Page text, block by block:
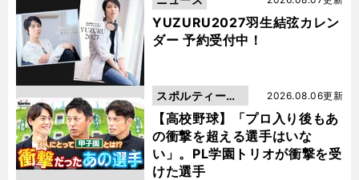
YUZURU2027羽生結弦カレン
ダー 予約受付中！
【高校野球】「プロ入り後もあ
の衝撃を超える選手はいな
い」。PL学園トリオが衝撃を受
けた選手
2026.08.06更新
スポルティーバ
動画